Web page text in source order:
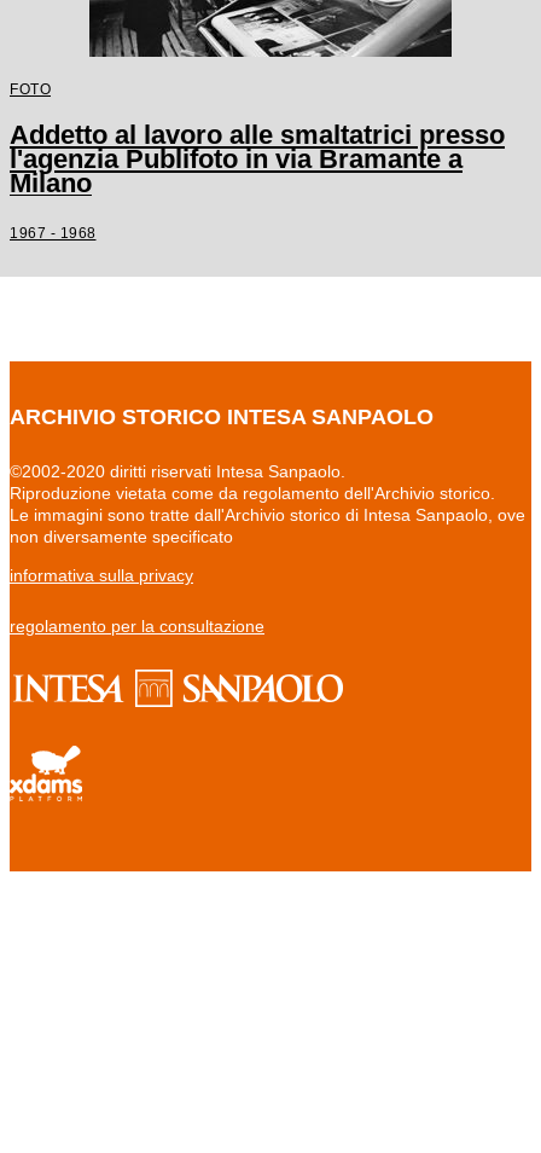
FOTO
Addetto al lavoro alle smaltatrici presso
l'agenzia Publifoto in via Bramante a
Milano
1967 - 1968
ARCHIVIO STORICO INTESA SANPAOLO
©2002-2020 diritti riservati Intesa Sanpaolo.
Riproduzione vietata come da regolamento dell'Archivio storico.
Le immagini sono tratte dall'Archivio storico di Intesa Sanpaolo, ove
non diversamente specificato
informativa sulla privacy
regolamento per la consultazione